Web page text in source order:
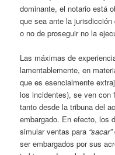
dominante, el notario está
que sea ante la
o no de proseguir no la
Las máximas de
lamentablemente, en
que es esencialmente
los incidentes), se ven con
tanto desde la tribuna del
embargado. En efecto, los
simular ventas para “sacar”
ser embargados por sus